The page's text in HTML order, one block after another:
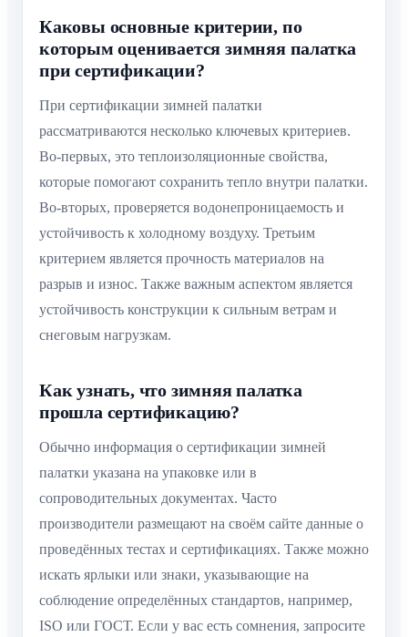
Каковы основные критерии, по
которым оценивается зимняя палатка
при сертификации?
При сертификации зимней палатки
рассматриваются несколько ключевых критериев.
Во-первых, это теплоизоляционные свойства,
которые помогают сохранить тепло внутри палатки.
Во-вторых, проверяется водонепроницаемость и
устойчивость к холодному воздуху. Третьим
критерием является прочность материалов на
разрыв и износ. Также важным аспектом является
устойчивость конструкции к сильным ветрам и
снеговым нагрузкам.
Как узнать, что зимняя палатка
прошла сертификацию?
Обычно информация о сертификации зимней
палатки указана на упаковке или в
сопроводительных документах. Часто
производители размещают на своём сайте данные о
проведённых тестах и сертификациях. Также можно
искать ярлыки или знаки, указывающие на
соблюдение определённых стандартов, например,
ISO или ГОСТ. Если у вас есть сомнения, запросите